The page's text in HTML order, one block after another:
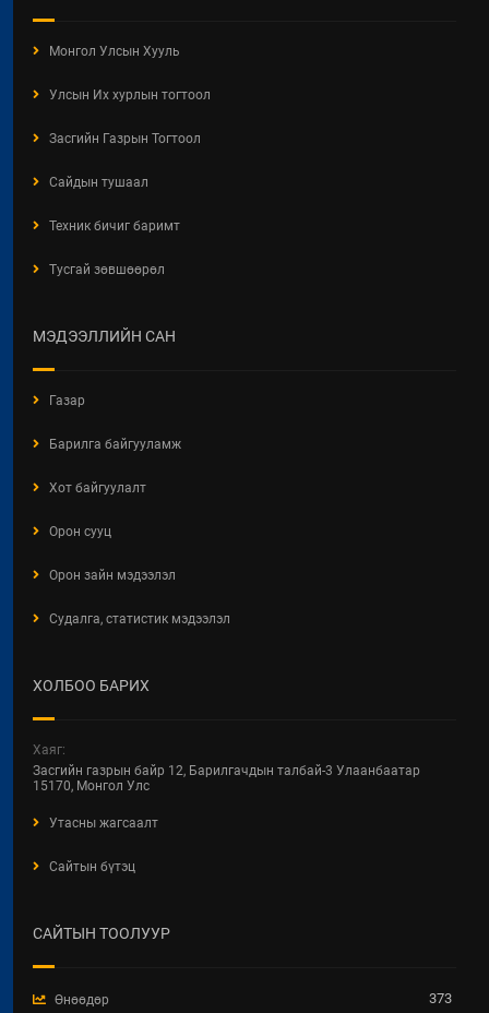
Монгол Улсын Хууль
Улсын Их хурлын тогтоол
Засгийн Газрын Тогтоол
Сайдын тушаал
Техник бичиг баримт
Тусгай зөвшөөрөл
МЭДЭЭЛЛИЙН САН
Газар
Барилга байгууламж
Хот байгуулалт
Орон сууц
Орон зайн мэдээлэл
Судалга, статистик мэдээлэл
ХОЛБОО БАРИХ
Хаяг:
Засгийн газрын байр 12, Барилгачдын талбай-3 Улаанбаатар
15170, Монгол Улс
Утасны жагсаалт
Сайтын бүтэц
САЙТЫН ТООЛУУР
Өнөөдөр 373